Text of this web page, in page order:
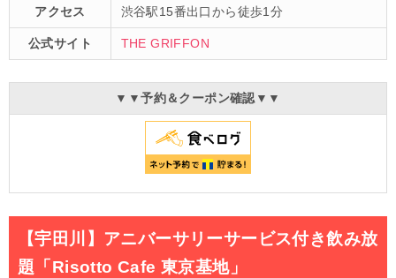
アクセス 渋谷駅15番出口から徒歩1分
公式サイト THE GRIFFON
▼▼予約＆クーポン確認▼▼
【宇田川】アニバーサリーサービス付き飲み放
題「Risotto Cafe 東京基地」